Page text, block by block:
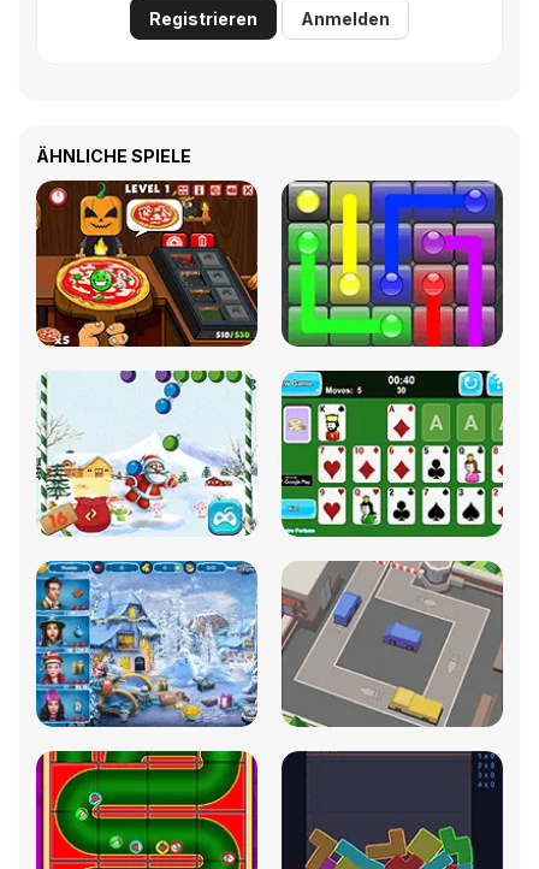
Registrieren Anmelden
ÄHNLICHE SPIELE